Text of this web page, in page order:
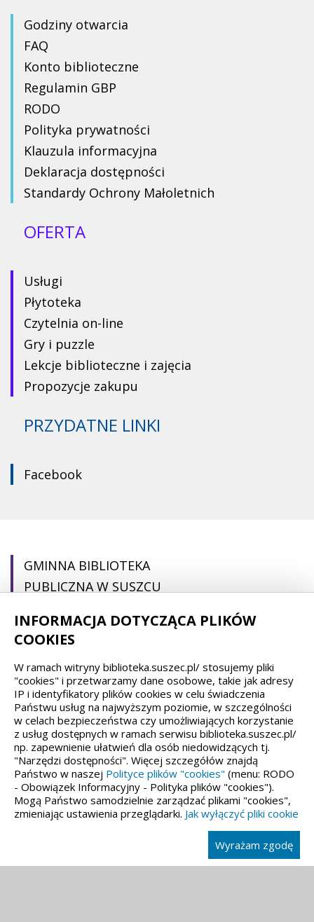
Godziny otwarcia
FAQ
Konto biblioteczne
Regulamin GBP
RODO
Polityka prywatności
Klauzula informacyjna
Deklaracja dostępności
Standardy Ochrony Małoletnich
OFERTA
Usługi
Płytoteka
Czytelnia on-line
Gry i puzzle
Lekcje biblioteczne i zajęcia
Propozycje zakupu
PRZYDATNE LINKI
Facebook
GMINNA BIBLIOTEKA
PUBLICZNA W SUSZCU
pl. Ogrodowa 22
43-267 Suszec
(32) 44 88 692
gbp@suszec.pl
gbpsuszec@gmail.com
Spełniamy standardy dostępności oraz W3C
Wykonanie, obługa, opieka: Interaktywna Polska
INFORMACJA DOTYCZĄCA PLIKÓW
COOKIES
W ramach witryny biblioteka.suszec.pl/ stosujemy pliki
"cookies" i przetwarzamy dane osobowe, takie jak adresy
IP i identyfikatory plików cookies w celu świadczenia
Państwu usług na najwyższym poziomie, w szczególności
w celach bezpieczeństwa czy umożliwiających korzystanie
z usług dostępnych w ramach serwisu biblioteka.suszec.pl/
np. zapewnienie ułatwień dla osób niedowidzących tj.
"Narzędzi dostępności". Więcej szczegółów znajdą
Państwo w naszej Polityce plików "cookies" (menu: RODO
- Obowiązek Informacyjny - Polityka plików "cookies").
Mogą Państwo samodzielnie zarządzać plikami "cookies",
zmieniając ustawienia przeglądarki. Jak wyłączyć pliki cookie
Wyrażam zgodę